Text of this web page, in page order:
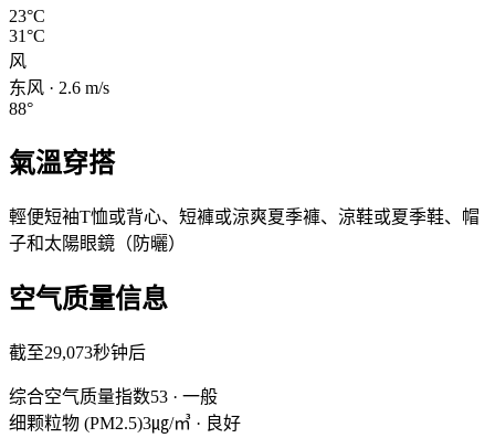
23°C
31°C
风
东风 · 2.6 m/s
88°
氣溫穿搭
輕便短袖T恤或背心、短褲或涼爽夏季褲、涼鞋或夏季鞋、帽
子和太陽眼鏡（防曬）
空气质量信息
截至29,073秒钟后
综合空气质量指数53 · 一般
细颗粒物 (PM2.5)3㎍/㎥ · 良好